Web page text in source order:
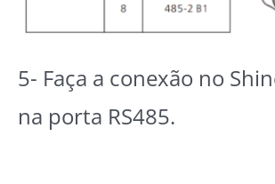
5- Faça a conexão no
na porta RS485.